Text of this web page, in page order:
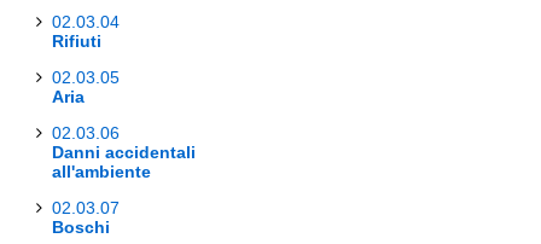
02.03.04
Rifiuti
02.03.05
Aria
02.03.06
Danni accidentali
all'ambiente
02.03.07
Boschi